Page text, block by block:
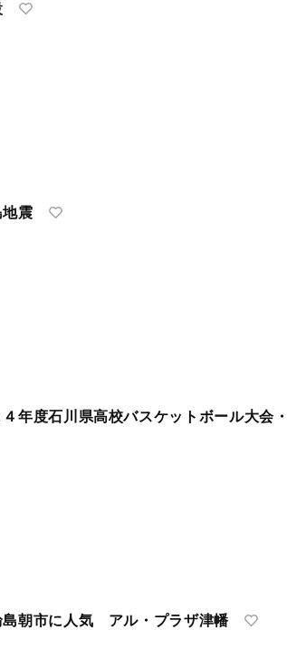
震
年度石川県高校バスケットボール大会・
朝市に人気 アル・プラザ津幡